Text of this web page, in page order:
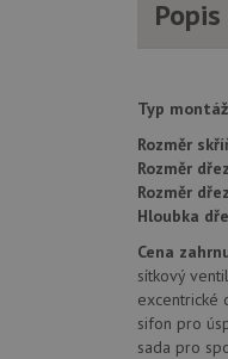
Typ
Rozměr
Rozměr
Rozměr
Hloubka
Cena
sítkový
excentrické
sifon pro
sada pro
AWSALBCORS
AUTORIZACE
Název